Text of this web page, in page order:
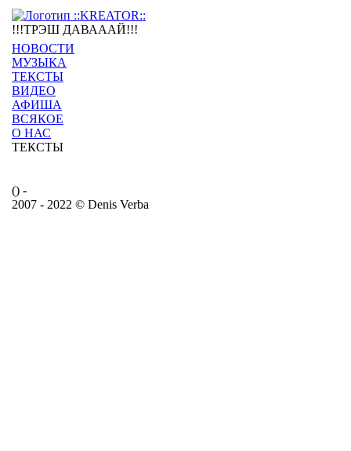
!!!ТРЭШ ДАВАААЙ!!!
НОВОСТИ
МУЗЫКА
ТЕКСТЫ
ВИДЕО
АФИША
ВСЯКОЕ
О НАС
ТЕКСТЫ
() -
2007 - 2022 © Denis Verba